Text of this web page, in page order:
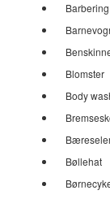
Barbering
Blomster
Body
Bøllehat